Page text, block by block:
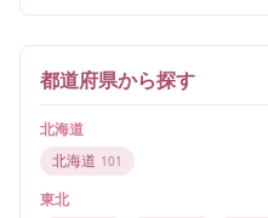
都道府県から探す
北海道
北海道 101
東北